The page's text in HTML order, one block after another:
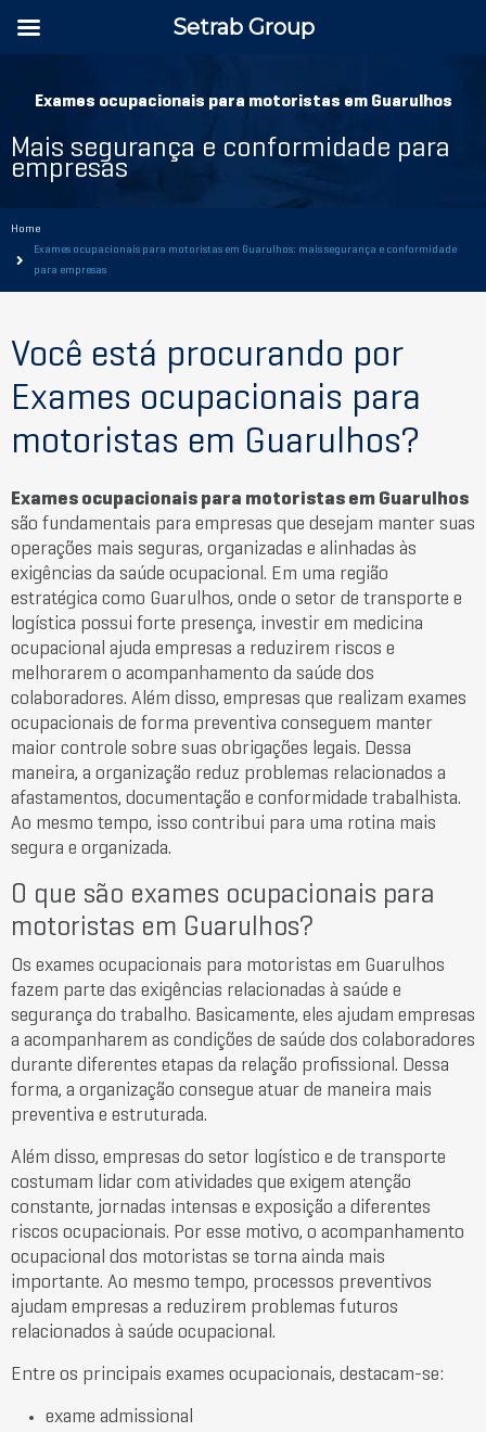
Exames ocupacionais para motoristas em Guarulhos
Mais segurança e conformidade para
empresas
Home
Exames ocupacionais para motoristas em Guarulhos: mais segurança e conformidade
para empresas
Você está procurando por
Exames ocupacionais para
motoristas em Guarulhos?
Exames ocupacionais para motoristas em Guarulhos
são fundamentais para empresas que desejam manter suas
operações mais seguras, organizadas e alinhadas às
exigências da saúde ocupacional. Em uma região
estratégica como Guarulhos, onde o setor de transporte e
logística possui forte presença, investir em medicina
ocupacional ajuda empresas a reduzirem riscos e
melhorarem o acompanhamento da saúde dos
colaboradores. Além disso, empresas que realizam exames
ocupacionais de forma preventiva conseguem manter
maior controle sobre suas obrigações legais. Dessa
maneira, a organização reduz problemas relacionados a
afastamentos, documentação e conformidade trabalhista.
Ao mesmo tempo, isso contribui para uma rotina mais
segura e organizada.
O que são exames ocupacionais para
motoristas em Guarulhos?
Os exames ocupacionais para motoristas em Guarulhos
fazem parte das exigências relacionadas à saúde e
segurança do trabalho. Basicamente, eles ajudam empresas
a acompanharem as condições de saúde dos colaboradores
durante diferentes etapas da relação profissional. Dessa
forma, a organização consegue atuar de maneira mais
preventiva e estruturada.
Além disso, empresas do setor logístico e de transporte
costumam lidar com atividades que exigem atenção
constante, jornadas intensas e exposição a diferentes
riscos ocupacionais. Por esse motivo, o acompanhamento
ocupacional dos motoristas se torna ainda mais
importante. Ao mesmo tempo, processos preventivos
ajudam empresas a reduzirem problemas futuros
relacionados à saúde ocupacional.
Entre os principais exames ocupacionais, destacam-se:
exame admissional
Setrab Group